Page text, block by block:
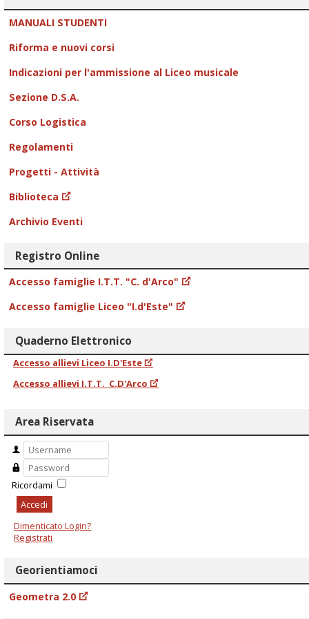
MANUALI STUDENTI
Riforma e nuovi corsi
Indicazioni per l'ammissione al Liceo musicale
Sezione D.S.A.
Corso Logistica
Regolamenti
Progetti - Attività
Biblioteca
Archivio Eventi
Registro Online
Accesso famiglie I.T.T. "C. d'Arco"
Accesso famiglie Liceo "I.d'Este"
Quaderno Elettronico
Accesso allievi Liceo I.D'Este
Accesso allievi I.T.T. C.D'Arco
Area Riservata
Ricordami
Accedi
Dimenticato Login?
Registrati
Georientiamoci
Geometra 2.0